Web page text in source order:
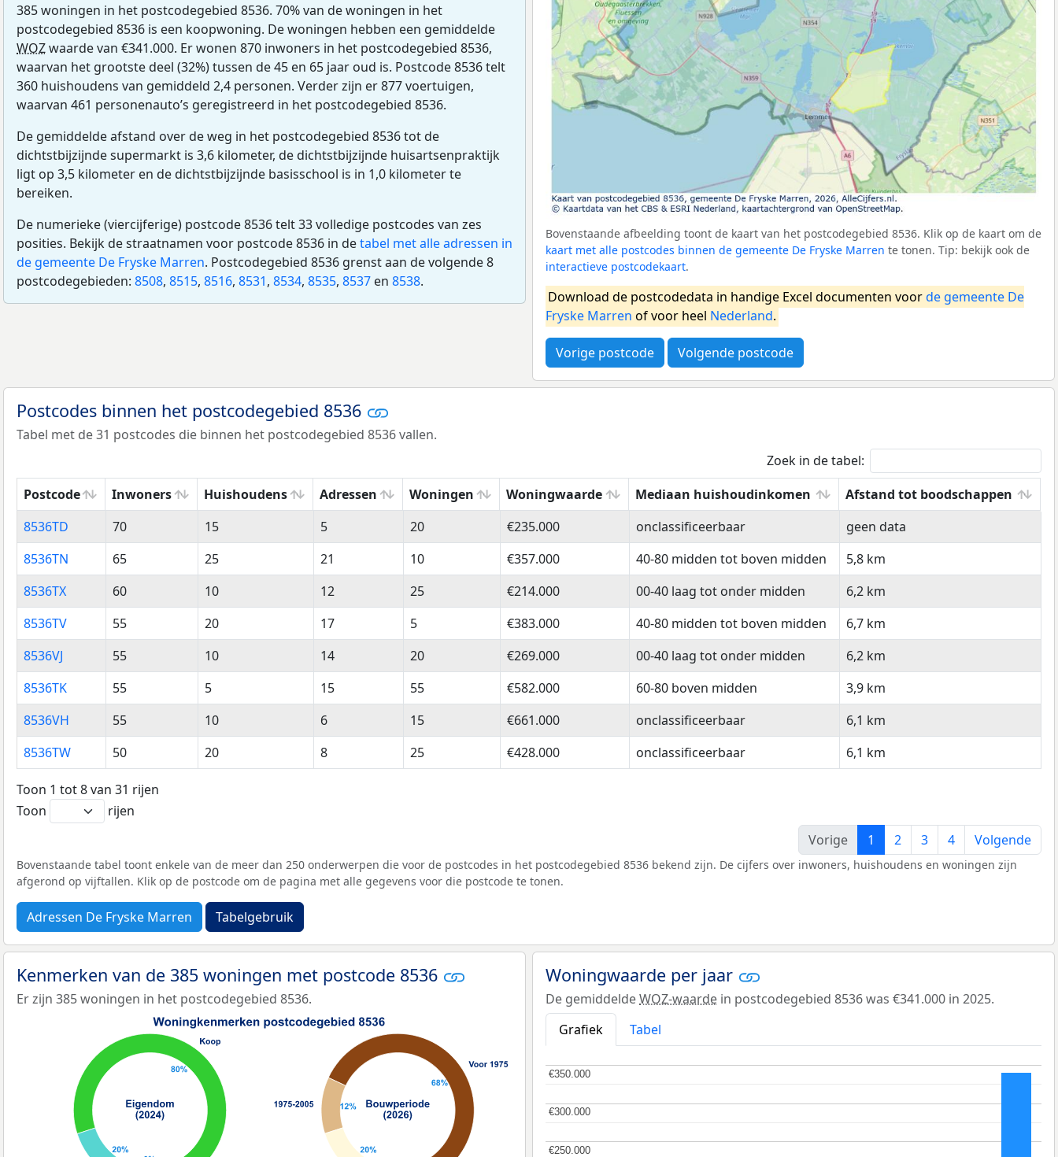
385 woningen in het postcodegebied 8536. 70% van de woningen in het
postcodegebied 8536 is een koopwoning. De woningen hebben een gemiddelde
WOZwaarde van €341.000. Er wonen 870 inwoners in het postcodegebied 8536,
waarvan het grootste deel (32%) tussen de 45 en 65 jaar oud is. Postcode 8536 telt
360 huishoudens van gemiddeld 2,4 personen. Verder zijn er 877 voertuigen,
waarvan 461 personenauto’s geregistreerd in het postcodegebied 8536.
De gemiddelde afstand over de weg in het postcodegebied 8536 tot de
dichtstbijzijnde supermarkt is 3,6 kilometer, de dichtstbijzijnde huisartsenpraktijk
ligt op 3,5 kilometer en de dichtstbijzijnde basisschool is in 1,0 kilometer te
bereiken.
De numerieke (viercijferige) postcode 8536 telt 33 volledige postcodes van zes
posities. Bekijk de straatnamen voor postcode 8536 in detabel met alle adressen in
de gemeente De Fryske Marren. Postcodegebied 8536 grenst aan de volgende 8
postcodegebieden: 8508, 8515, 8516, 8531, 8534, 8535, 8537 en 8538.
Bovenstaande afbeelding toont de kaart van het postcodegebied 8536. Klik op de kaart om de
kaart met alle postcodes binnen de gemeente De Fryske Marren te tonen. Tip: bekijk ook de
interactieve postcodekaart.
Download de postcodedata in handige Excel documenten voorde gemeente De
Fryske Marren of voor heel Nederland.
Vorige postcode Volgende postcode
Postcodes binnen het postcodegebied 8536
Tabel met de 31 postcodes die binnen het postcodegebied 8536 vallen.
Zoek in de tabel:
Postcode
Inwoners Huishoudens Adressen Woningen Woningwaarde Mediaan huishoudinkomen
Afstand tot boodschappen
Postcode
Inwoners Huishoudens Adressen Woningen Woningwaarde Mediaan huishoudinkomen Afstand tot boodschappen
8536TD 70 15 5 20 €235.000 onclassificeerbaar
geen data
8536TN
65 25 21 10 €357.000 40-80 midden tot boven midden
5,8 km
8536TX
60 10 12 25 €214.000 00-40 laag tot onder midden
6,2 km
8536TV
55 20 17 5 €383.000 40-80 midden tot boven midden
6,7 km
8536VJ
55 10 14 20 €269.000 00-40 laag tot onder midden
6,2 km
8536TK
55 5 15 55 €582.000 60-80 boven midden
3,9 km
8536VH
55 10 6 15 €661.000 onclassificeerbaar
6,1 km
8536TW
50 20 8 25 €428.000 onclassificeerbaar 6,1 km
Toon 1 tot 8 van 31 rijen
Toon
rijen
Vorige
1 2 3 4 Volgende
Bovenstaande tabel toont enkele van de meer dan 250 onderwerpen die voor de postcodes in het postcodegebied 8536 bekend zijn. De cijfers over inwoners, huishoudens en woningen zijn
afgerond op vijftallen. Klik op de postcode om de pagina met alle gegevens voor die postcode te tonen.
Adressen De Fryske Marren Tabelgebruik
Kenmerken van de 385 woningen met postcode 8536
Er zijn 385 woningen in het postcodegebied 8536.
Woningwaarde per jaar
De gemiddeldeWOZ-waarde in postcodegebied 8536 was €341.000 in 2025.
Grafiek
Tabel
€250.000
€250.000
€300.000
€300.000
€350.000
€350.000